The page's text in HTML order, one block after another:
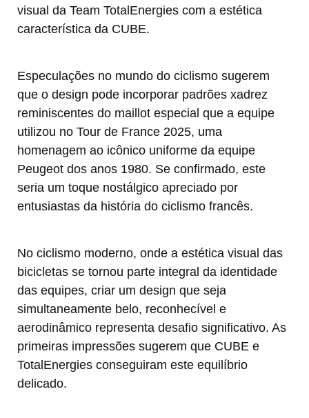
visual da Team TotalEnergies com a estética
característica da CUBE.
Especulações no mundo do ciclismo sugerem
que o design pode incorporar padrões xadrez
reminiscentes do maillot especial que a equipe
utilizou no Tour de France 2025, uma
homenagem ao icônico uniforme da equipe
Peugeot dos anos 1980. Se confirmado, este
seria um toque nostálgico apreciado por
entusiastas da história do ciclismo francês.
No ciclismo moderno, onde a estética visual das
bicicletas se tornou parte integral da identidade
das equipes, criar um design que seja
simultaneamente belo, reconhecível e
aerodinâmico representa desafio significativo. As
primeiras impressões sugerem que CUBE e
TotalEnergies conseguiram este equilíbrio
delicado.